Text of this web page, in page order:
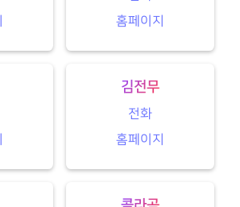
홈페이지
김전무
전화
홈페이지